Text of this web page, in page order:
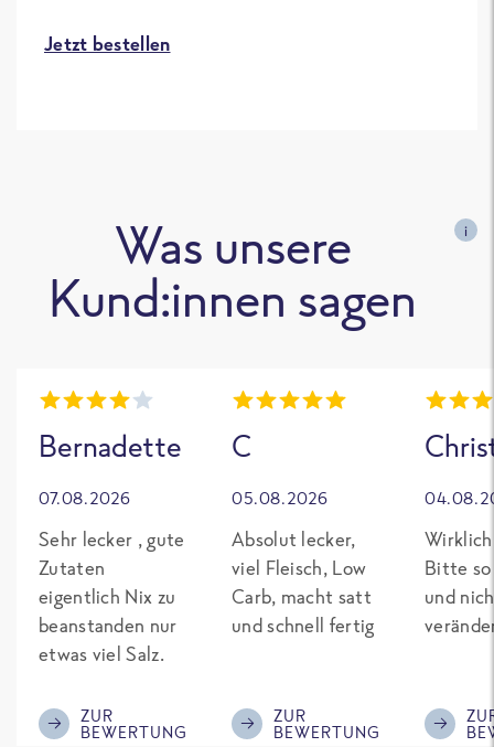
Jetzt bestellen
Was unsere
Kund:innen sagen
i
Bernadette
07.08.2026
Sehr lecker , gute
Zutaten
eigentlich Nix zu
beanstanden nur
etwas viel Salz.
ZUR
BEWERTUNG
C
05.08.2026
Absolut lecker,
viel Fleisch, Low
Carb, macht satt
und schnell fertig
ZUR
BEWERTUNG
Bitte so
und